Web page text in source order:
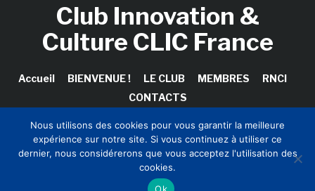
Club Innovation &
Culture CLIC France
Accueil BIENVENUE ! LE CLUB MEMBRES
RNCI
CONTACTS
Copyright © 2026 Club Innovation & Culture CLIC France /
Sinapses Conseils
Nous utilisons des cookies pour vous garantir la meilleure
expérience sur notre site. Si vous continuez à utiliser ce
dernier, nous considérerons que vous acceptez l'utilisation des
cookies.
Ok